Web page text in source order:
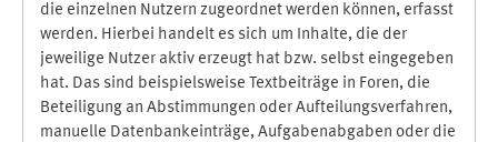
die einzelnen Nutzern zugeordnet werden können, erfasst
werden. Hierbei handelt es sich um Inhalte, die der
jeweilige Nutzer aktiv erzeugt hat bzw. selbst eingegeben
hat. Das sind beispielsweise Textbeiträge in Foren, die
Beteiligung an Abstimmungen oder Aufteilungsverfahren,
manuelle Datenbankeinträge, Aufgabenabgaben oder die